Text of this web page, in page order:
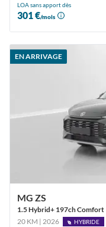
LOA sans apport dès
301 €/mois
EN ARRIVAGE
MG ZS
1.5 Hybrid+ 197ch Comfort
20 KM | 2026
HYBRIDE